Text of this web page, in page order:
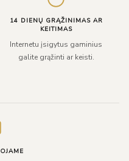
14 DIENŲ GRĄŽINIMAS AR
KEITIMAS
Internetu įsigytus gaminius
galite grąžinti ar keisti.